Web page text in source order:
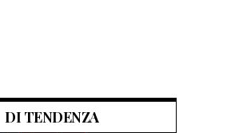
DI TENDENZA